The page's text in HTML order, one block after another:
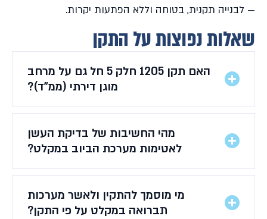
— לבנייה תקנית, בטוחה וללא הפתעות יקרות.
שאלות נפוצות על התקן
האם תקן 1205 חלק 5 חל גם על מרחב
מוגן דירתי (ממ"ד)?
מהי החשיבות של בדיקת העשן
לאטימות מערכת הביוב במקלט?
מי מוסמך להתקין ולאשר מערכות
תברואה במקלט על פי התקן?